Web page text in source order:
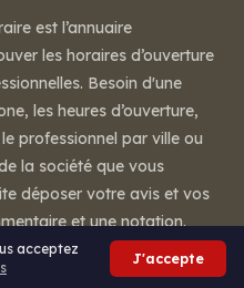
acceptez
J'accepte
est l’annuaire
les horaires d’ouverture
Besoin d'une
les heures d’ouverture,
professionnel par ville ou
la société que vous
déposer votre avis et vos
et une notation.
ventes-Contact